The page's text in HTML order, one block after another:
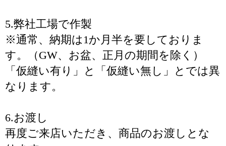
5.弊社工場で作製
※通常、納期は1か月半を要しておりま
す。（GW、お盆、正月の期間を除く）
「仮縫い有り」と「仮縫い無し」とでは異
なります。
6.お渡し
再度ご来店いただき、商品のお渡しとな